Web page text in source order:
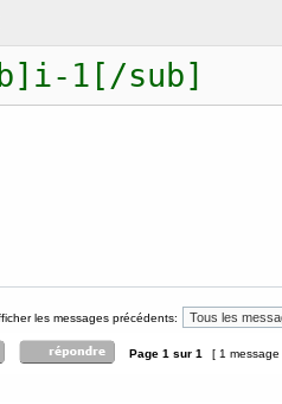
1[/sub]
les messages précédents:
Page 1 sur 1 [ 1